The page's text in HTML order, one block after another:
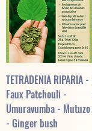
TETRADENIA RIPARIA -
Faux Patchouli -
Umuravumba - Mutuzo
- Ginger bush